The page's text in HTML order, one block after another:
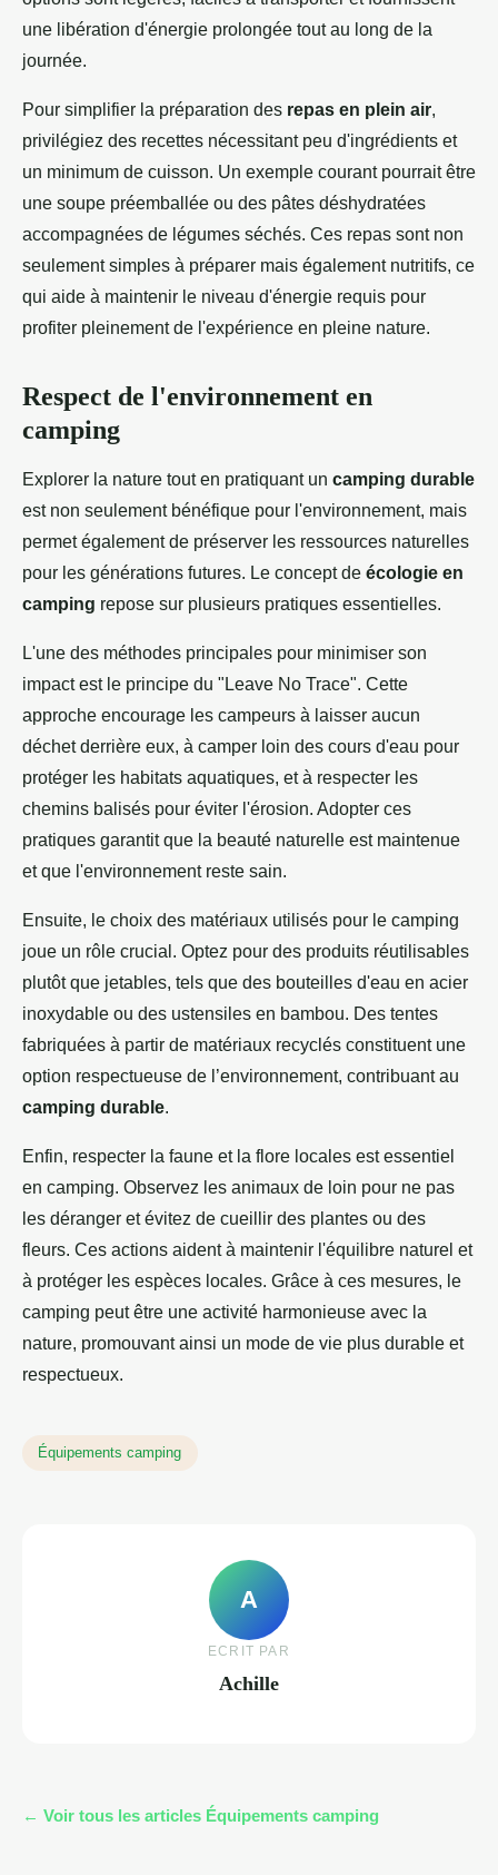
une libération d'énergie prolongée tout au long de la
journée.
Pour simplifier la préparation des repas en plein air,
privilégiez des recettes nécessitant peu d'ingrédients et
un minimum de cuisson. Un exemple courant pourrait être
une soupe préemballée ou des pâtes déshydratées
accompagnées de légumes séchés. Ces repas sont non
seulement simples à préparer mais également nutritifs, ce
qui aide à maintenir le niveau d'énergie requis pour
profiter pleinement de l'expérience en pleine nature.
Respect de l'environnement en
camping
Explorer la nature tout en pratiquant un camping durable
est non seulement bénéfique pour l'environnement, mais
permet également de préserver les ressources naturelles
pour les générations futures. Le concept de écologie en
camping repose sur plusieurs pratiques essentielles.
L'une des méthodes principales pour minimiser son
impact est le principe du "Leave No Trace". Cette
approche encourage les campeurs à laisser aucun
déchet derrière eux, à camper loin des cours d'eau pour
protéger les habitats aquatiques, et à respecter les
chemins balisés pour éviter l'érosion. Adopter ces
pratiques garantit que la beauté naturelle est maintenue
et que l'environnement reste sain.
Ensuite, le choix des matériaux utilisés pour le camping
joue un rôle crucial. Optez pour des produits réutilisables
plutôt que jetables, tels que des bouteilles d'eau en acier
inoxydable ou des ustensiles en bambou. Des tentes
fabriquées à partir de matériaux recyclés constituent une
option respectueuse de l’environnement, contribuant au
camping durable.
Enfin, respecter la faune et la flore locales est essentiel
en camping. Observez les animaux de loin pour ne pas
les déranger et évitez de cueillir des plantes ou des
fleurs. Ces actions aident à maintenir l'équilibre naturel et
à protéger les espèces locales. Grâce à ces mesures, le
camping peut être une activité harmonieuse avec la
nature, promouvant ainsi un mode de vie plus durable et
respectueux.
Équipements camping
A
ECRIT PAR
Achille
← Voir tous les articles Équipements camping